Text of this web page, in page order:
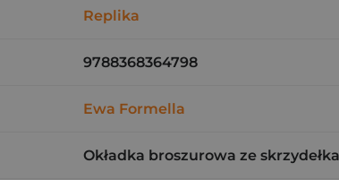
Replika
9788368364798
Ewa Formella
Okładka broszurowa ze